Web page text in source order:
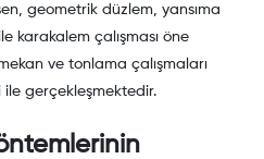
geometrik düzlem, yansıma
karakalem çalışması öne
ve tonlama çalışmaları
gerçekleşmektedir.